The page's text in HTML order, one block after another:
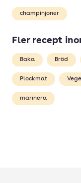
champinjoner
Fler recept
Baka Bröd
Plockmat
marinera